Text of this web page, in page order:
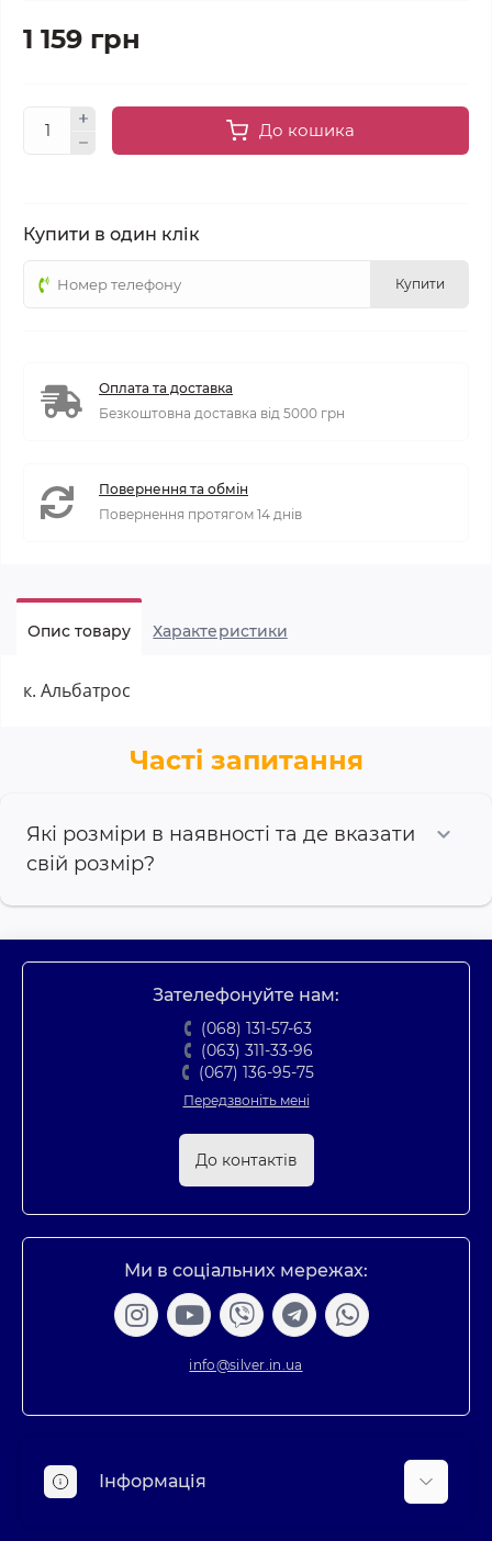
1 159 грн
До кошика
Купити в один клік
Купити
Оплата та доставка
Безкоштовна доставка від 5000 грн
Повернення та обмін
Повернення протягом 14 днів
Опис товару Характеристики
к. Альбатрос
Часті запитання
Які розміри в наявності та де вказати
свій розмір?
Зателефонуйте нам:
(068) 131-57-63
(063) 311-33-96
(067) 136-95-75
Передзвоніть мені
До контактів
Ми в соціальних мережах:
info@silver.in.ua
Інформація